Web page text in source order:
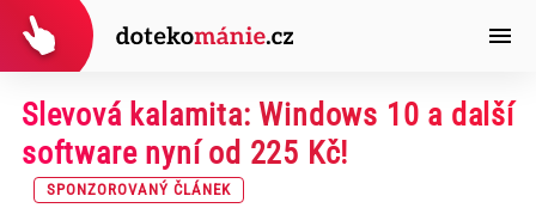
Slevová kalamita: Windows 10 a další
software nyní od 225 Kč!
SPONZOROVANÝ ČLÁNEK